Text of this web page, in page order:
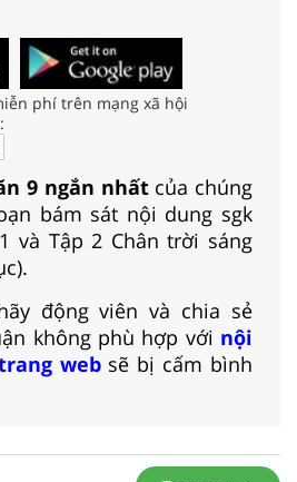
phí trên mạng xã hội
9 ngắn nhấtcủa chúng
bám sát nội dung sgk
và Tập 2 Chân trời sáng
động viên và chia sẻ
không phù hợp với nội
websẽ bị cấm bình